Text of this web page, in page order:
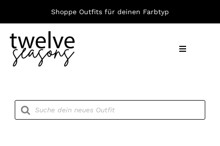
springen
Shoppe Outfits für deinen Farbtyp
Toggle
Products
search